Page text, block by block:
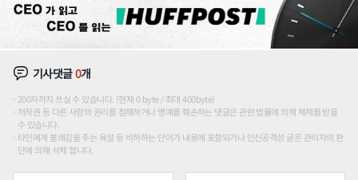
기사댓글0개
200자까지 쓰실 수 있습니다. (현재 0 byte / 최대 400byte)
저작권 등 다른 사람의 권리를 침해하거나 명예를 훼손하는 댓글은 관련 법률에 의해 제재를 받을
수 있습니다.
타인에게 불쾌감을 주는 욕설 등 비하하는 단어가 내용에 포함되거나 인신공격성 글은 관리자의 판
단에 의해 삭제 합니다.